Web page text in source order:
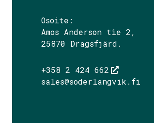
Osoite:
Amos Anderson tie 2,
25870 Dragsfjärd.
+358 2 424 662
sales@soderlangvik.fi